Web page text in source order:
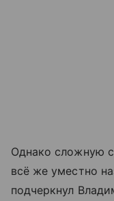
Однако сложную
всё же уместно
подчеркнул